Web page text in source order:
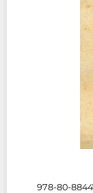
978-80-